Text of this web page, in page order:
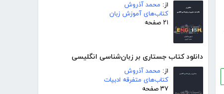
از: محمد آذروش
کتاب‌های آموزش زبان
۲۱ صفحه
دانلود کتاب جستاری بر زبان‌شناسی انگلیسی
از: محمد آذروش
کتاب‌های متفرقه ادبیات
۳۷ صفحه